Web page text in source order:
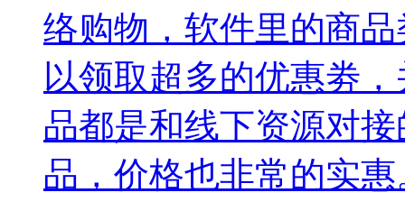
络购物，软件里的商
以领取超多的优惠劵
品都是和线下资源对
品，价格也非常的实惠